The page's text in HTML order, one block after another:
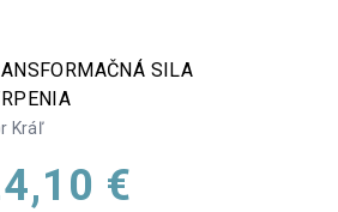
SILA
Kráľ
€